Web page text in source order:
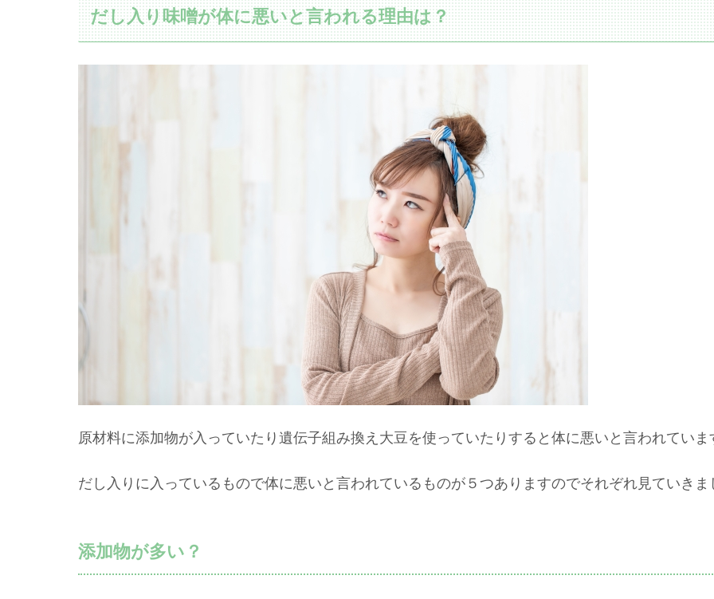
だし入り味噌が体に悪いと言われる理由は？
原材料に添加物が入っていたり遺伝子組み換え大豆を使っていたりすると体に悪いと言われていま
だし入りに入っているもので体に悪いと言われているものが５つありますのでそれぞれ見ていきま
添加物が多い？